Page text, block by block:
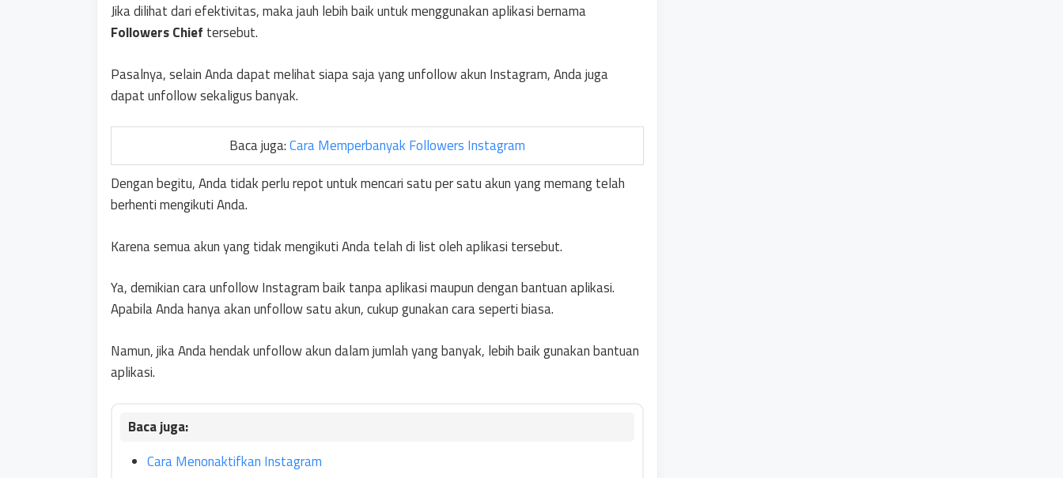
Jika dilihat dari efektivitas, maka jauh lebih baik untuk menggunakan aplikasi bernama
Followers Chief tersebut.
Pasalnya, selain Anda dapat melihat siapa saja yang unfollow akun Instagram, Anda juga
dapat unfollow sekaligus banyak.
Baca juga:Cara Memperbanyak Followers Instagram
Dengan begitu, Anda tidak perlu repot untuk mencari satu per satu akun yang memang telah
berhenti mengikuti Anda.
Karena semua akun yang tidak mengikuti Anda telah di list oleh aplikasi tersebut.
Ya, demikian cara unfollow Instagram baik tanpa aplikasi maupun dengan bantuan aplikasi.
Apabila Anda hanya akan unfollow satu akun, cukup gunakan cara seperti biasa.
Namun, jika Anda hendak unfollow akun dalam jumlah yang banyak, lebih baik gunakan bantuan
aplikasi.
Cara Menonaktifkan Instagram